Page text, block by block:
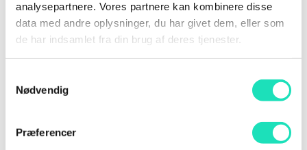
analysepartnere. Vores partnere kan kombinere disse
data med andre oplysninger, du har givet dem, eller som
de har indsamlet fra din brug af deres tjenester.
Nødvendig
Præferencer
Marketing ai institute
AI Disruption
IMPORT AI
Youtube